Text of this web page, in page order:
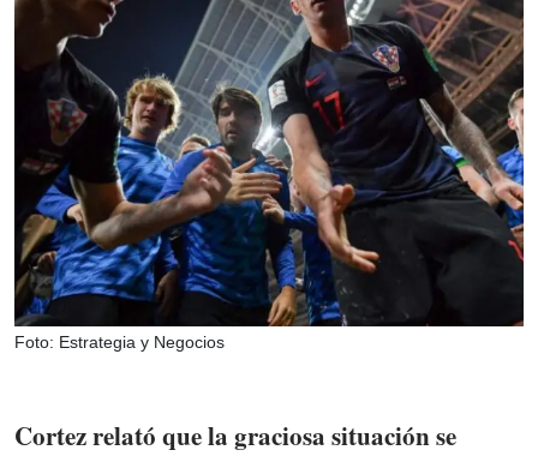
Foto: Estrategia y Negocios
Cortez relató que la graciosa situación se